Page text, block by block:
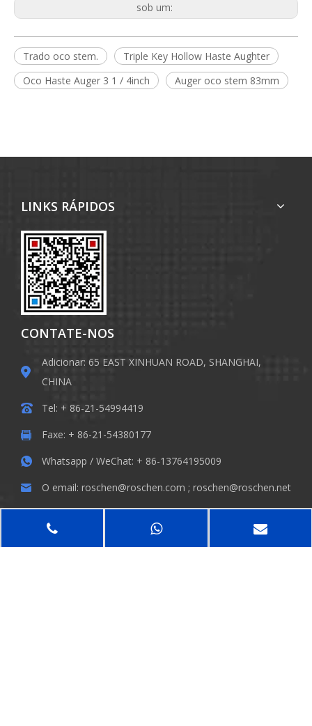
sob um:
Trado oco stem.
Triple Key Hollow Haste Aughter
Oco Haste Auger 3 1 / 4inch
Auger oco stem 83mm
LINKS RÁPIDOS
CONTATE-NOS
Adicionar: 65 EAST XINHUAN ROAD, SHANGHAI,
CHINA
Tel: + 86-21-54994419
Faxe: + 86-21-54380177
Whatsapp / WeChat: + 86-13764195009
O email: roschen@roschen.com ; roschen@roschen.net
LÍDERES DE EQUIPE DE VENDAS
Dr.Robert Roschen / Bill / Phiger / Rebecca